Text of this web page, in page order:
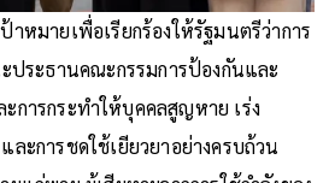
หมายเพื่อเรียกร้องให้รัฐมนตรีว่าการ
ประธานคณะกรรมการป้องกันและ
การกระทำให้บุคคลสูญหาย เร่ง
ะการชดใช้เยียวยาอย่างครบถ้วน